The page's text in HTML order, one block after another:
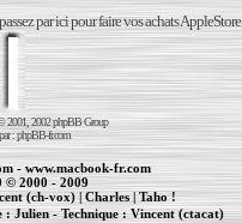
par ici pour faire vos achats AppleStore
2001, 2002 phpBB Group
:phpBB-fr.com
- www.macbook-fr.com
© 2000 - 2009
(ch-vox)| Charles|Taho !
: Julien - Technique :Vincent (ctacat)